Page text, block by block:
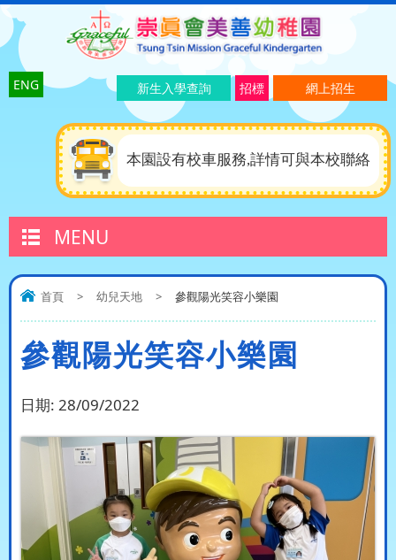
ENG 網上招生
招標
新生入學查詢
本園設有校車服務,詳情可與本校聯絡
MENU
首頁 > 幼兒天地 > 參觀陽光笑容小樂園
參觀陽光笑容小樂園
日期: 28/09/2022